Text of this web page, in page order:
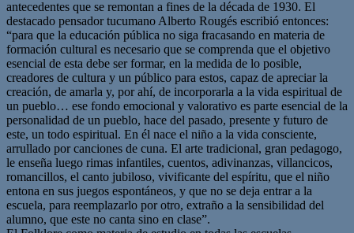
antecedentes que se remontan a fines de la década de 1930. El
destacado pensador tucumano Alberto Rougés escribió entonces:
“para que la educación pública no siga fracasando en materia de
formación cultural es necesario que se comprenda que el objetivo
esencial de esta debe ser formar, en la medida de lo posible,
creadores de cultura y un público para estos, capaz de apreciar la
creación, de amarla y, por ahí, de incorporarla a la vida espiritual de
un pueblo… ese fondo emocional y valorativo es parte esencial de la
personalidad de un pueblo, hace del pasado, presente y futuro de
este, un todo espiritual. En él nace el niño a la vida consciente,
arrullado por canciones de cuna. El arte tradicional, gran pedagogo,
le enseña luego rimas infantiles, cuentos, adivinanzas, villancicos,
romancillos, el canto jubiloso, vivificante del espíritu, que el niño
entona en sus juegos espontáneos, y que no se deja entrar a la
escuela, para reemplazarlo por otro, extraño a la sensibilidad del
alumno, que este no canta sino en clase”.